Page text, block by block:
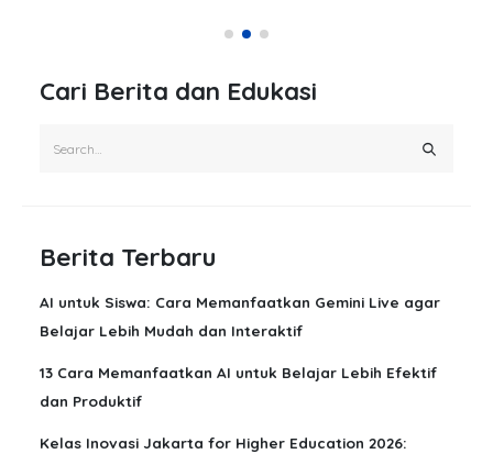
Cari Berita dan Edukasi
Berita Terbaru
AI untuk Siswa: Cara Memanfaatkan Gemini Live agar
Belajar Lebih Mudah dan Interaktif
13 Cara Memanfaatkan AI untuk Belajar Lebih Efektif
dan Produktif
Kelas Inovasi Jakarta for Higher Education 2026: